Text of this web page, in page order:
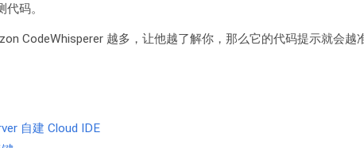
码。
CodeWhisperer 越多，让他越了解你，那么它的代码提示就会越
自建 Cloud IDE